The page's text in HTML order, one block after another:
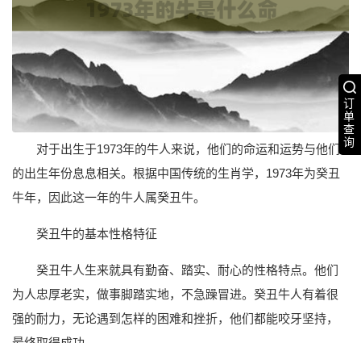
订
单
查
询
对于出生于1973年的牛人来说，他们的命运和运势与他们
的出生年份息息相关。根据中国传统的生肖学，1973年为癸丑
牛年，因此这一年的牛人属癸丑牛。
癸丑牛的基本性格特征
癸丑牛人生来就具有勤奋、踏实、耐心的性格特点。他们
为人忠厚老实，做事脚踏实地，不急躁冒进。癸丑牛人有着很
强的耐力，无论遇到怎样的困难和挫折，他们都能咬牙坚持，